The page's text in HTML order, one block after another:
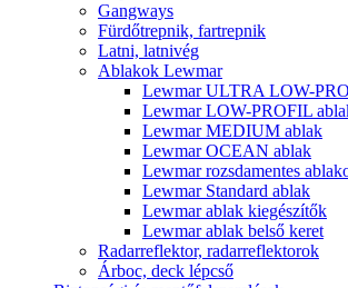
Gangways
Fürdőtrepnik, fartrepnik
Latni, latnivég
Ablakok Lewmar
Lewmar ULTRA LOW-
Lewmar LOW-PROFIL
Lewmar MEDIUM ablak
Lewmar OCEAN ablak
Lewmar rozsdamentes
Lewmar Standard ablak
Lewmar ablak kiegészítők
Lewmar ablak belső keret
Radarreflektor, radarreflektorok
Árboc, deck lépcső